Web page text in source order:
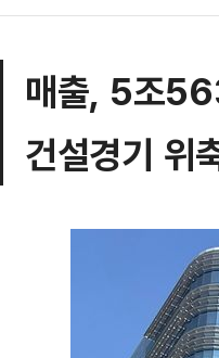
매출, 5조
건설경기 위